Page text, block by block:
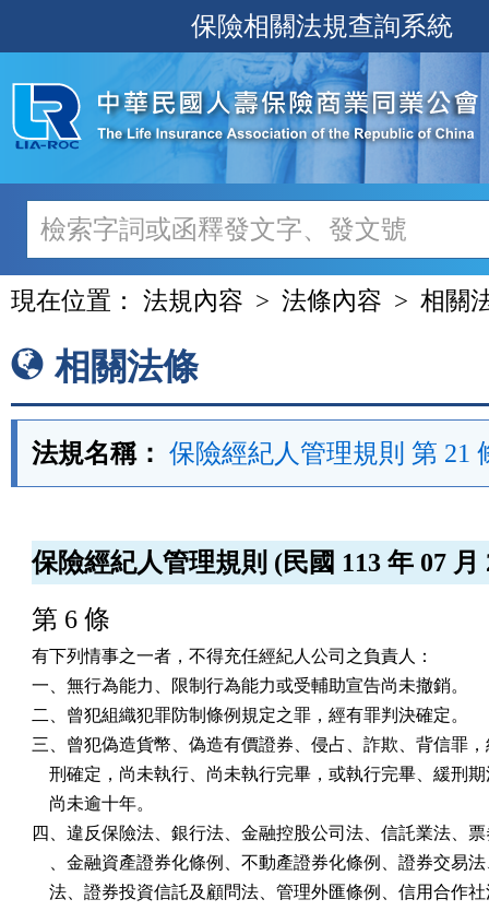
至
主
內
容
保險相關法規查詢系統
現在位置： 法規內容 法條內容 相關
相關法條
法規名稱： 保險經紀人管理規則 第 21
保險經紀人管理規則 (民國 113 年 07 月
第 6 條
有下列情事之一者，不得充任經紀人公司之負責人：
一、無行為能力、限制行為能力或受輔助宣告尚未撤銷。
二、曾犯組織犯罪防制條例規定之罪，經有罪判決確定。
三、曾犯偽造貨幣、偽造有價證券、侵占、詐欺、背信罪
刑確定，尚未執行、尚未執行完畢，或執行完畢、緩刑
    尚未逾十年。
四、違反保險法、銀行法、金融控股公司法、信託業法、
、金融資產證券化條例、不動產證券化條例、證券交易
法、證券投資信託及顧問法、管理外匯條例、信用合作